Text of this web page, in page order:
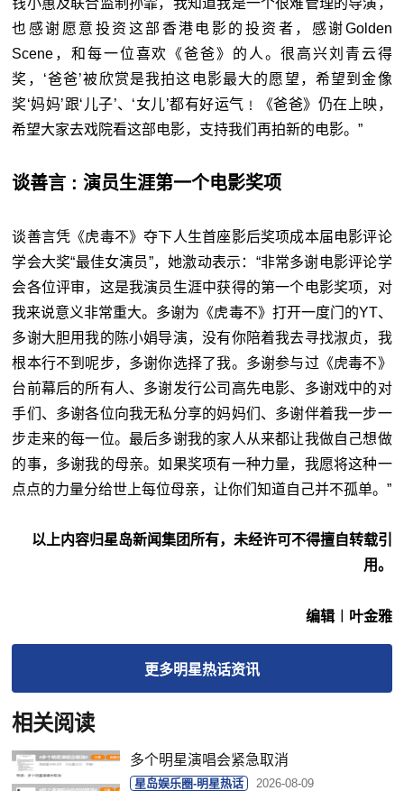
也感谢愿意投资这部香港电影的投资者，感谢Golden
Scene，和每一位喜欢《爸爸》的人。很高兴刘青云得
奖，‘爸爸’被欣赏是我拍这电影最大的愿望，希望到金像
奖‘妈妈’跟‘儿子’、‘女儿’都有好运气﹗《爸爸》仍在上映，
希望大家去戏院看这部电影，支持我们再拍新的电影。”
谈善言 : 演员生涯第一个电影奖项
谈善言凭《虎毒不》夺下人生首座影后奖项成本届电影评论
学会大奖“最佳女演员”，她激动表示：“非常多谢电影评论学
会各位评审，这是我演员生涯中获得的第一个电影奖项，对
我来说意义非常重大。多谢为《虎毒不》打开一度门的YT、
多谢大胆用我的陈小娟导演，没有你陪着我去寻找淑贞，我
根本行不到呢步，多谢你选择了我。多谢参与过《虎毒不》
台前幕后的所有人、多谢发行公司高先电影、多谢戏中的对
手们、多谢各位向我无私分享的妈妈们、多谢伴着我一步一
步走来的每一位。最后多谢我的家人从来都让我做自己想做
的事，多谢我的母亲。如果奖项有一种力量，我愿将这种一
点点的力量分给世上每位母亲，让你们知道自己并不孤单。”
以上内容归星岛新闻集团所有，未经许可不得擅自转载引
用。
编辑︱叶金雅
更多明星热话资讯
相关阅读
多个明星演唱会紧急取消
星岛娱乐圈-明星热话 2026-08-09